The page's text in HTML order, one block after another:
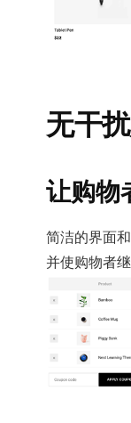
无干
让购物
简洁的界面
并使购物者